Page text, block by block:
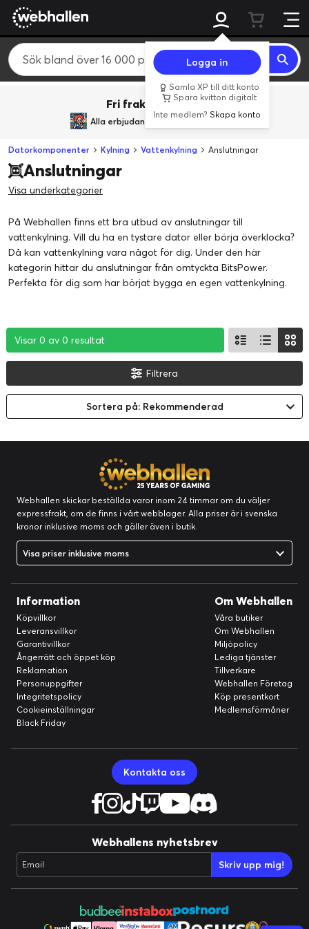
Logga in
Samla XP till ditt konto
Spara kvitton digitalt
Inte medlem?Skapa konto
Fri frakt över 800 kr.
Alla erbjudanden frånBACK TO REALITY
Datorkomponenter Kylning Vattenkylning Anslutningar
Anslutningar
Visa underkategorier
På Webhallen finns ett bra utbud av anslutningar till
vattenkylning. Vill du ha en tystare dator eller börja överklocka?
Då kan vattenkylning vara något för dig. Under den här
kategorin hittar du anslutningar från omtyckta BitsPower.
Perfekta för dig som har börjat bygga en egen vattenkylning.
Visar 0 av 0 resultat
Visar 0 av 0 resultat
Visar 0 av 0 resultat
Filtrera
Sortera på: Rekommenderad
Webhallen skickar beställda varor inom 24 timmar om du väljer
expressfrakt, om de finns i vårt webblager. Alla priser är i svenska
kronor inklusive moms och gäller även i butik.
Visa priser inklusive moms
Information
Köpvillkor
Leveransvillkor
Garantivillkor
Ångerrätt och öppet köp
Reklamation
Personuppgifter
Integritetspolicy
Cookieinställningar
Black Friday
Om Webhallen
Våra butiker
Om Webhallen
Miljöpolicy
Lediga tjänster
Tillverkare
Webhallen Företag
Köp presentkort
Medlemsförmåner
Kontakta oss
Webhallens nyhetsbrev
Email Skriv upp mig!